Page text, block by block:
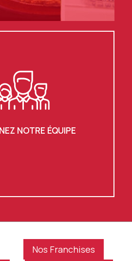
NOTRE ÉQUIPE
Nos Franchises